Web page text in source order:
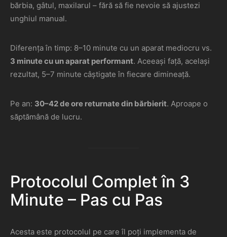
bărbia, gâtul, maxilarul – fără să fie nevoie să ajustezi
unghiul manual.
Diferența în timp: 8–10 minute cu un aparat mediocru vs.
3 minute cu un aparat performant. Aceeași față, același
rezultat, 5–7 minute câștigate în fiecare dimineață.
Pe an: 30–42 de ore returnate din bărbierit. Aproape o
săptămână de lucru.
Protocolul Complet în 3
Minute – Pas cu Pas
Acesta este protocolul pe care îl poți implementa de